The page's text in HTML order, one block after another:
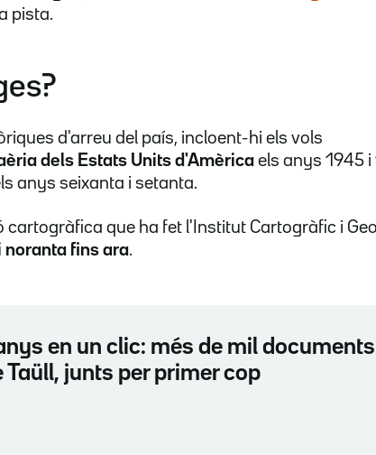
pista.
d'arreu del país, incloent-hi els vols
dels Estats Units d'Amèrica els anys 1945 i
anys seixanta i setanta.
cartogràfica que ha fet l'Institut Cartogràfic i
noranta fins ara.
en un clic: més de mil documents
Taüll, junts per primer cop